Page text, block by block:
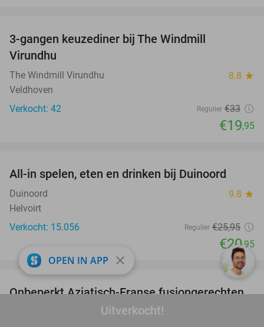
Uitverkocht!
3-gangen keuzediner bij The Windmill
Virundhu
The Windmill Virundhu 8.8 star
Veldhoven
Verkocht: 42
Regulier €33
€19,95
All-in spelen, eten en drinken bij Duinoord
Duinoord 9.8 star
Helvoirt
Verkocht: 15.056
Regulier €25,95
€20,95
19%
favorite_border
Onbeperkt Aziatisch-Franse fusiongerechten
OPEN IN APP close